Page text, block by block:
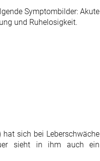
Symptombilder: Akute
und Ruhelosigkeit.
sich bei Leberschwäche
sieht in ihm auch ein